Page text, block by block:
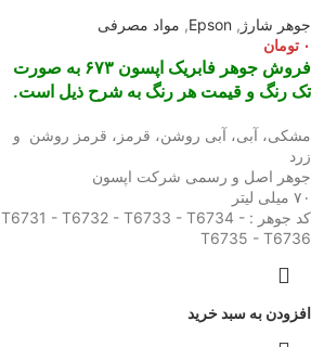
جوهر شارژ ,
Epson
, مواد مصرفی
۰ تومان
فروش جوهر فابریک اپسون ۶۷۳ به صورت
تک رنگ و قیمت هر رنگ به شرح ذیل است.
مشکی، آبی، آبی روشن، قرمز، قرمز روشن و
زرد
جوهر اصل و رسمی شرکت اپسون
۷۰ میلی لیتر
کد جوهر : T6731 - T6732 - T6733 - T6734 -
T6735 - T6736
افزودن به سبد خرید